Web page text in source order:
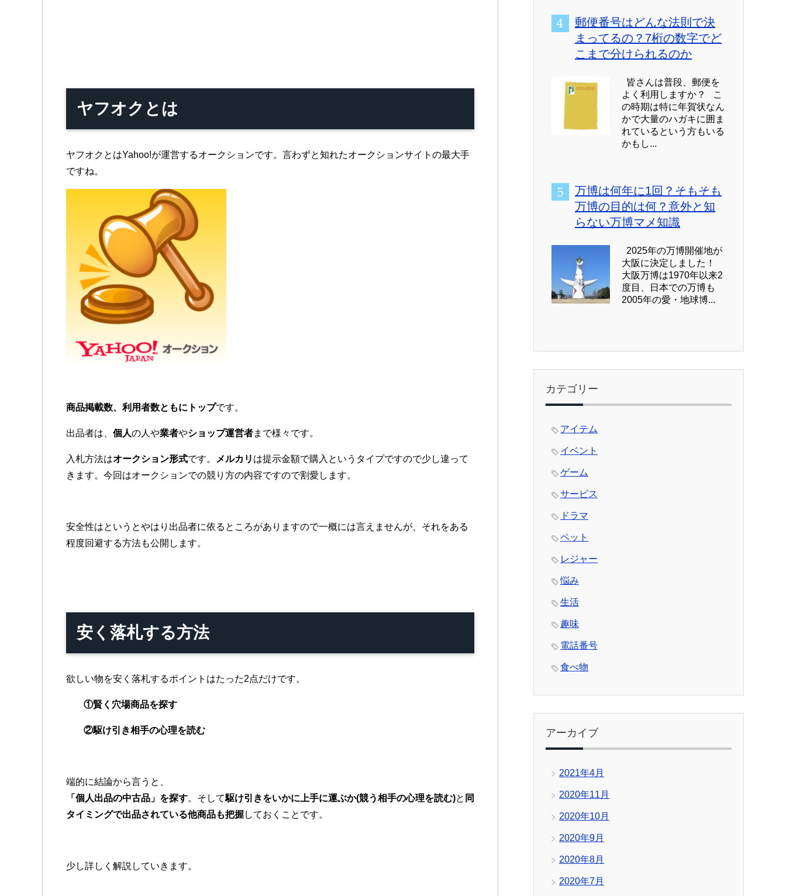
ヤフオクとは
ヤフオクとはYahoo!が運営するオークションです。言わずと知れたオークションサイトの最大手
ですね。
商品掲載数、利用者数ともにトップです。
出品者は、 個人の人や業者やショップ運営者まで様々です。
入札方法はオークション形式です。 メルカリ は提示金額で購入というタイプですので少し違って
きます。今回はオークションでの競り方の内容ですので割愛します。
安全性はというとやはり出品者に依るところがありますので一概には言えませんが、それをある
程度回避する方法も公開します。
安く落札する方法
欲しい物を安く落札するポイントはたった2点だけです。
①賢く穴場商品を探す
②駆け引き相手の心理を読む
端的に結論から言うと、
「個人出品の中古品」を探す。そして駆け引きをいかに上手に運ぶか(競う相手の心理を読む)と 同
タイミングで出品されている他商品も把握しておくことです。
少し詳しく解説していきます。
郵便番号はどんな法則で決
まってるの？7桁の数字でど
こまで分けられるのか
皆さんは普段、郵便を
よく利用しますか？ こ
の時期は特に年賀状なん
かで大量のハガキに囲ま
れているという方もいる
かもし...
万博は何年に1回？そもそも
万博の目的は何？意外と知
らない万博マメ知識
2025年の万博開催地が
大阪に決定しました！
大阪万博は1970年以来2
度目、日本での万博も
2005年の愛・地球博...
カテゴリー
アイテム
イベント
ゲーム
サービス
ドラマ
ペット
レジャー
悩み
生活
趣味
電話番号
食べ物
アーカイブ
2021年4月
2020年11月
2020年10月
2020年9月
2020年8月
2020年7月